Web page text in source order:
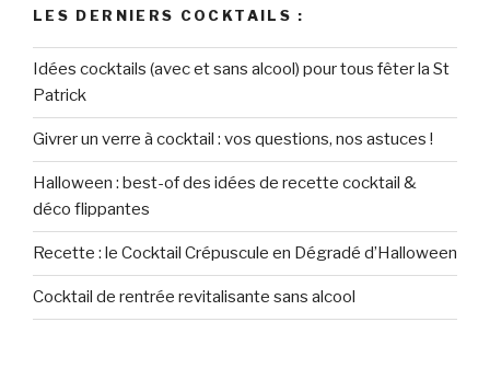
LES DERNIERS COCKTAILS :
Idées cocktails (avec et sans alcool) pour tous fêter la St
Patrick
Givrer un verre à cocktail : vos questions, nos astuces !
Halloween : best-of des idées de recette cocktail &
déco flippantes
Recette : le Cocktail Crépuscule en Dégradé d’Halloween
Cocktail de rentrée revitalisante sans alcool